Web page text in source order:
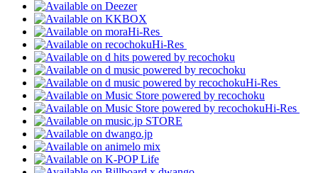
Hi-Res
Hi-Res
Hi-Res
Hi-Res